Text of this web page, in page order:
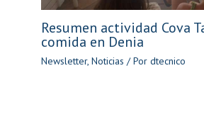
Resumen actividad Cova
comida en Denia
Newsletter, Noticias / Por dtecnico